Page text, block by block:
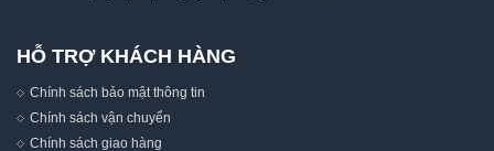
HỖ TRỢ KHÁCH HÀNG
Chính sách bảo mật thông tin
Chính sách vận chuyển
Chính sách giao hàng